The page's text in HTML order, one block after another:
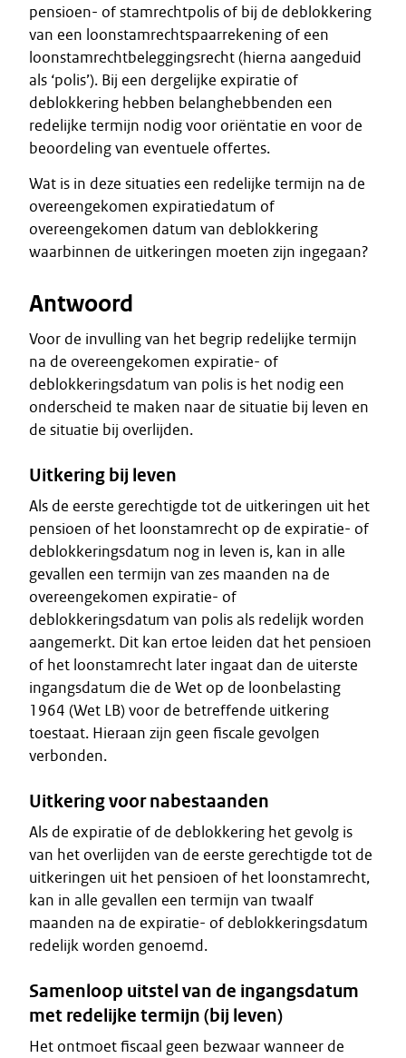
pensioen- of stamrechtpolis of bij de deblokkering
van een loonstamrechtspaarrekening of een
loonstamrechtbeleggingsrecht (hierna aangeduid
als ‘polis’). Bij een dergelijke expiratie of
deblokkering hebben belanghebbenden een
redelijke termijn nodig voor oriëntatie en voor de
beoordeling van eventuele offertes.
Wat is in deze situaties een redelijke termijn na de
overeengekomen expiratiedatum of
overeengekomen datum van deblokkering
waarbinnen de uitkeringen moeten zijn ingegaan?
Antwoord
Voor de invulling van het begrip redelijke termijn
na de overeengekomen expiratie- of
deblokkeringsdatum van polis is het nodig een
onderscheid te maken naar de situatie bij leven en
de situatie bij overlijden.
Uitkering bij leven
Als de eerste gerechtigde tot de uitkeringen uit het
pensioen of het loonstamrecht op de expiratie- of
deblokkeringsdatum nog in leven is, kan in alle
gevallen een termijn van zes maanden na de
overeengekomen expiratie- of
deblokkeringsdatum van polis als redelijk worden
aangemerkt. Dit kan ertoe leiden dat het pensioen
of het loonstamrecht later ingaat dan de uiterste
ingangsdatum die de Wet op de loonbelasting
1964 (Wet LB) voor de betreffende uitkering
toestaat. Hieraan zijn geen fiscale gevolgen
verbonden.
Uitkering voor nabestaanden
Als de expiratie of de deblokkering het gevolg is
van het overlijden van de eerste gerechtigde tot de
uitkeringen uit het pensioen of het loonstamrecht,
kan in alle gevallen een termijn van twaalf
maanden na de expiratie- of deblokkeringsdatum
redelijk worden genoemd.
Samenloop uitstel van de ingangsdatum
met redelijke termijn (bij leven)
Het ontmoet fiscaal geen bezwaar wanneer de